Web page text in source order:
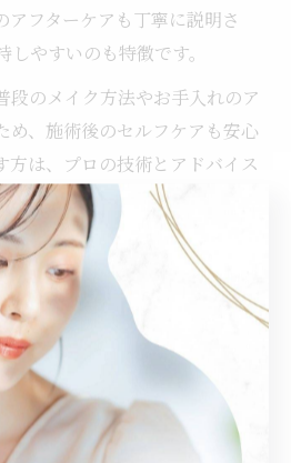
アフターケアも丁寧に説明さ
やすいのも特徴です。
段のメイク方法やお手入れのア
め、施術後のセルフケアも安心
方は、プロの技術とアドバイス
アイブロウを手に入れやすくな
ロウ施術の傾向
ブロウ施術の需要が増加してい
メンズ専用の眉毛サロンや男性
いるサロンが注目されていま
を活かしつつ、清潔感やビジ